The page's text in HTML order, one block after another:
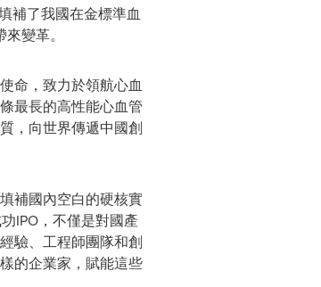
補了我國在金標準血
變革。
命，致力於領航心血
最長的高性能心血管
，向世界傳遞中國創
補國內空白的硬核實
IPO，不僅是對國產
驗、工程師團隊和創
的企業家，賦能這些